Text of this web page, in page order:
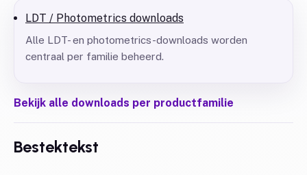
LDT / Photometrics downloads
Alle LDT- en photometrics-downloads worden
centraal per familie beheerd.
Bekijk alle downloads per productfamilie
Bestektekst